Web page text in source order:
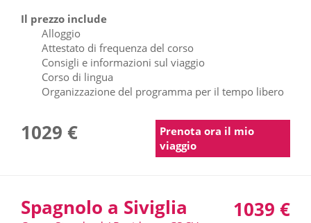
Il prezzo include
Alloggio
Attestato di frequenza del corso
Consigli e informazioni sul viaggio
Corso di lingua
Organizzazione del programma per il tempo libero
1029 €
Prenota ora il mio
viaggio
Spagnolo a Siviglia 1039 €